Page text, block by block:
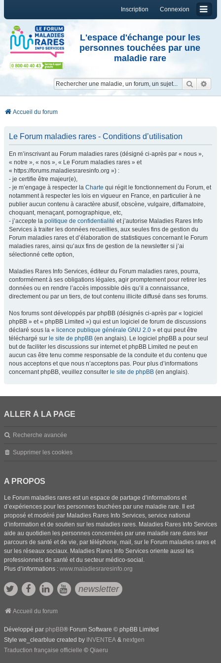
Connexion
Inscription
L'espace d'échange pour les
personnes touchées par une
maladie rare
Accueil du forum
Le Forum maladies rares - Conditions d’utilisation
En m’inscrivant au Forum maladies rares (désigné ci-après par « nous »,
« notre », « nos », « Le Forum maladies rares » et
« https://forums.maladiesraresinfo.org ») :
- je certifie être majeur(e),
- je m’engage à respecter la Charte qui régit le fonctionnement du Forum, et
notamment à respecter les lois en vigueur en France, en particulier à ne
publier aucun contenu à caractère abusif, obscène, vulgaire, diffamatoire,
choquant, menaçant, pornographique, etc,
- j’accepte la politique de confidentialité et j’autorise Maladies Rares Info
Services à traiter les données recueillies, aux seules fins de gestion du
Forum maladies rares et d’élaboration de statistiques concernant le Forum
maladies rares, ainsi qu’aux fins de gestion de la newsletter si j’ai
sélectionné cette option,
Maladies Rares Info Services, éditeur du Forum maladies rares, pourra,
conformément à ses obligations légales, agir promptement pour retirer les
données ou en rendre l’accès impossible dès qu’il a connaissance,
directement ou par un tiers, de tout contenu illicite diffusé dans ses forums.
Nos forums sont développés par phpBB (désignés ci-après par « logiciel
phpBB » et « phpBB Limited ») qui est un logiciel de forum de discussions
déclaré sous la « licence publique générale GNU 2.0 » et qui peut être
téléchargé sur le site de phpBB (en anglais). Le logiciel phpBB a pour seul
but de faciliter les discussions sur internet et phpBB Limited ne peut en
aucun cas être tenu comme responsable de la conduite et du contenu que
nous acceptons et que nous n’acceptons pas. Pour plus d’informations
concernant phpBB, veuillez consulter le site de phpBB (en anglais).
ALLER À LA PAGE
Recherche avancée
Supprimer les cookies
A PROPOS
Le Forum maladies rares est un espace de partage d’informations et
d’expériences pour les personnes touchées par une maladie rare. Il est
proposé et modéré par Maladies Rares Info Services, service national
d’information et de soutien sur les maladies rares. Maladies Rares Info Services
aide au quotidien les personnes concernées par une maladie rare dans leur
parcours de santé et de vie, par téléphone, mail, sur le Forum maladies rares et
sur les réseaux sociaux. Maladies Rares Info Services oriente aussi les
professionnels de santé et du secteur médico-social.
Plus d’informations : www.maladiesraresinfo.org
newsletter
Accueil du forum
Développé par phpBB® Forum Software © phpBB Limited
Style we_clearblue created by INVENTEA & nextgen
Traduction française officielle © Qiaeru